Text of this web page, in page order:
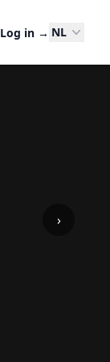
Log in → NL
›